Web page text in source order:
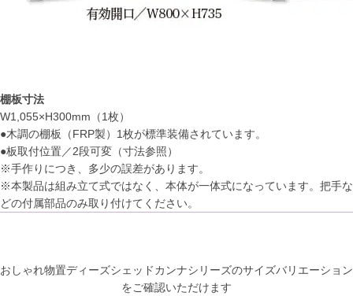
棚板寸法
W1,055×H300mm（1枚）
●木調の棚板（FRP製）1枚が標準装備されています。
●板取付位置／2段可変（寸法参照）
※手作りにつき、多少の誤差があります。
※本製品は組み立て式ではなく、本体が一体式になっています。把手な
どの付属部品のみ取り付けてください。
おしゃれ物置ディーズシェッドカンナシリーズのサイズバリエーション
をご確認いただけます